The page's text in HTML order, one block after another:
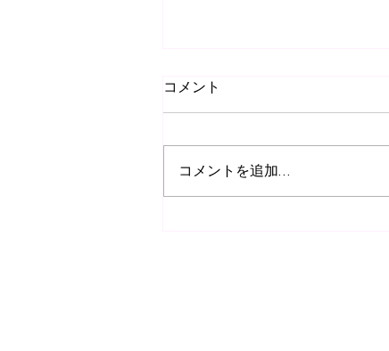
新しいコンデジ購入！
コメント
コメントを追加…